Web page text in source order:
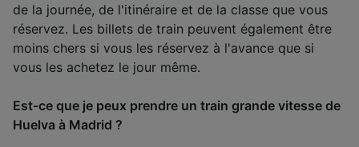
de la journée, de l'itinéraire et de la classe que vous
réservez. Les billets de train peuvent également être
moins chers si vous les réservez à l'avance que si
vous les achetez le jour même.
Est-ce que je peux prendre un train grande vitesse de
Huelva à Madrid ?